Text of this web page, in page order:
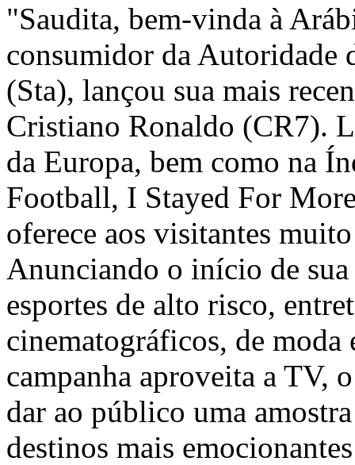
"Saudita, bem-vinda à
consumidor da Autoridade
(Sta), lançou sua mais
Cristiano Ronaldo (CR7).
da Europa, bem como na
Football, I Stayed For
oferece aos visitantes
Anunciando o início de
esportes de alto risco,
cinematográficos, de
campanha aproveita a TV,
dar ao público uma
destinos mais